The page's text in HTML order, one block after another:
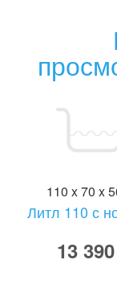
110 x 70 x
Литл 110 с
13